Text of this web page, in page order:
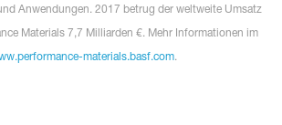
Anwendungen. 2017 betrug der weltweite Umsatz
Materials 7,7 Milliarden €. Mehr Informationen im
materials.basf.com.